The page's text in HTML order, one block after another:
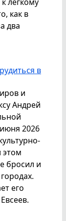
как в
два
в
и
Андрей
2026
этом
бросил и
его